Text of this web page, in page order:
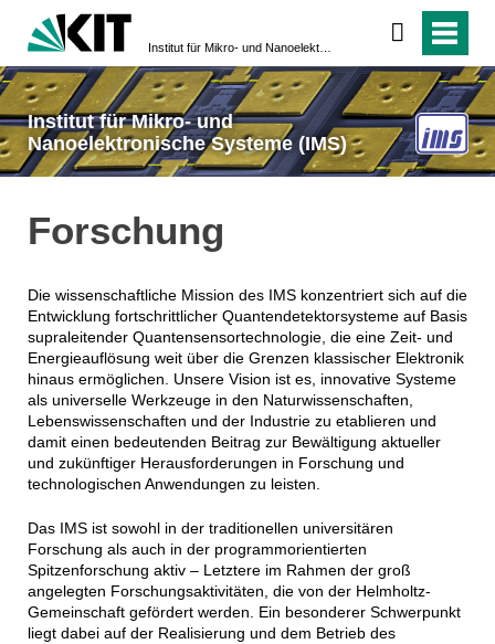
Institut für Mikro- und
Nanoelektronische Systeme (IMS)
Forschung
Die wissenschaftliche Mission des IMS konzentriert sich auf die
Entwicklung fortschrittlicher Quantendetektorsysteme auf Basis
supraleitender Quantensensortechnologie, die eine Zeit- und
Energieauflösung weit über die Grenzen klassischer Elektronik
hinaus ermöglichen. Unsere Vision ist es, innovative Systeme
als universelle Werkzeuge in den Naturwissenschaften,
Lebenswissenschaften und der Industrie zu etablieren und
damit einen bedeutenden Beitrag zur Bewältigung aktueller
und zukünftiger Herausforderungen in Forschung und
technologischen Anwendungen zu leisten.
Das IMS ist sowohl in der traditionellen universitären
Forschung als auch in der programmorientierten
Spitzenforschung aktiv – Letztere im Rahmen der groß
angelegten Forschungsaktivitäten, die von der Helmholtz-
Gemeinschaft gefördert werden. Ein besonderer Schwerpunkt
liegt dabei auf der Realisierung und dem Betrieb des